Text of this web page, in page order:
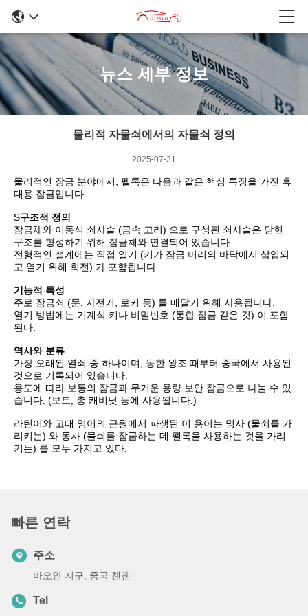
뉴스 세부 정보
물리적 자물쇠에서의 자물쇠 정의
2025-07-31
물리적인 잠금 분야에서, 펠록은 다음과 같은 핵심 특징을 가진 휴
대용 잠금입니다.
S구조적 정의
잠금체와 이동식 쇠사슬 (금속 고리) 으로 구성된 쇠사슬은 닫힌
구조를 형성하기 위해 잠금체와 연결되어 있습니다.
전형적인 설계에는 직접 열기 (키가 잠금 머리의 바닥에서 삽입되
고 열기 위해 회전) 가 포함됩니다.
기능적 특성
주로 잠금쇠 (문, 자전거, 로커 등) 를 매달기 위해 사용됩니다.
열기 방법에는 기계식 키나 비밀번호 (통합 잠금 같은 것) 이 포함
된다.
역사와 분류
가장 오래된 열쇠 중 하나이며, 동한 왕조 때부터 중국에서 사용된
것으로 기록되어 있습니다.
용도에 따라 보통의 잠금과 무거운 용량 보안 잠금으로 나눌 수 있
습니다. (보트, 총 캐비닛 등에 사용됩니다.)
라틴어와 고대 영어의 근원에서 파생된 이 용어는 명사 (물쇠를 가
리키는) 와 동사 (물쇠를 잠금하는 데 펠록을 사용하는 것을 가리
키는) 를 모두 가지고 있다.
빠른 연락
주소
바오안 지구, 중국 첸젠
Tel